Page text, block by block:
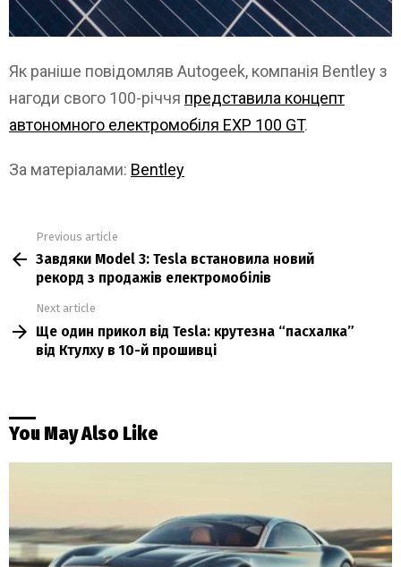
Як раніше повідомляв Autogeek, компанія Bentley з
нагоди свого 100-річчя представила концепт
автономного електромобіля EXP 100 GT.
За матеріалами: Bentley
more
Previous article
Завдяки Model 3: Tesla встановила новий
рекорд з продажів електромобілів
Next article
Ще один прикол від Tesla: крутезна “пасхалка”
від Ктулху в 10-й прошивці
You May Also Like